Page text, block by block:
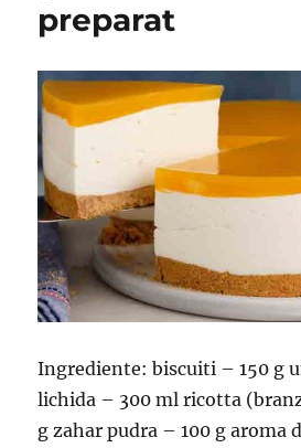
preparat
Ingrediente: biscuiti – 150 g
lichida – 300 ml ricotta
g zahar pudra – 100 g aroma